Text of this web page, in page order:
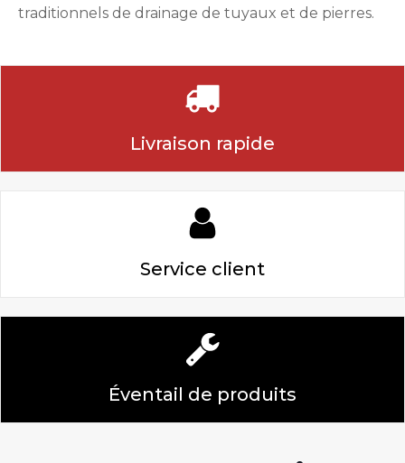
traditionnels de drainage de tuyaux et de pierres.
Livraison rapide
Service client
Éventail de produits